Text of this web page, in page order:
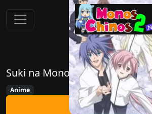
Suki na Mono wa Suki Dakara
Anime
Ver Ahora